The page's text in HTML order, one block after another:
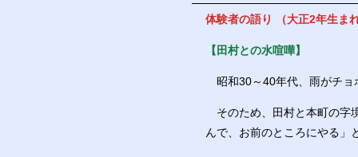
体験者の語り （大正2年生ま
【田村との水喧嘩】
昭和30～40年代、雨がチ
そのため、田村と本町の字
んで、お前のところにやる」